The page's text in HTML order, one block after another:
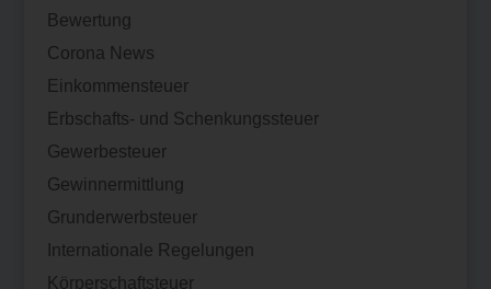
Bewertung
Corona News
Einkommensteuer
Erbschafts- und Schenkungssteuer
Gewerbesteuer
Gewinnermittlung
Grunderwerbsteuer
Internationale Regelungen
Körperschaftsteuer